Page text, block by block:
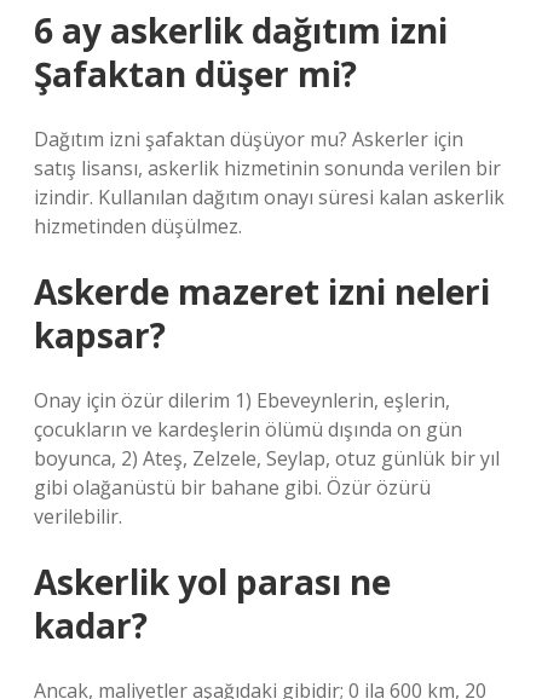
6 ay askerlik dağıtım izni
Şafaktan düşer mi?
Dağıtım izni şafaktan düşüyor mu? Askerler için
satış lisansı, askerlik hizmetinin sonunda verilen bir
izindir. Kullanılan dağıtım onayı süresi kalan askerlik
hizmetinden düşülmez.
Askerde mazeret izni neleri
kapsar?
Onay için özür dilerim 1) Ebeveynlerin, eşlerin,
çocukların ve kardeşlerin ölümü dışında on gün
boyunca, 2) Ateş, Zelzele, Seylap, otuz günlük bir yıl
gibi olağanüstü bir bahane gibi. Özür özürü
verilebilir.
Askerlik yol parası ne
kadar?
Ancak, maliyetler aşağıdaki gibidir; 0 ila 600 km, 20